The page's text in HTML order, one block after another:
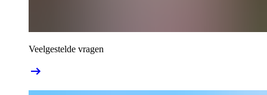
Veelgestelde vragen